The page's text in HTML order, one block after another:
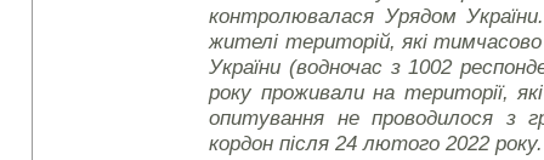
контролювалася Урядом
жителі територій, які
України (водночас з 1002
року проживали на території,
опитування не проводилося з
кордон після 24 лютого 2022 року.